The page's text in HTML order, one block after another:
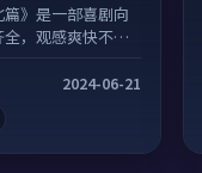
篇》是一部喜剧向
，观感爽快不拖
2024-06-21